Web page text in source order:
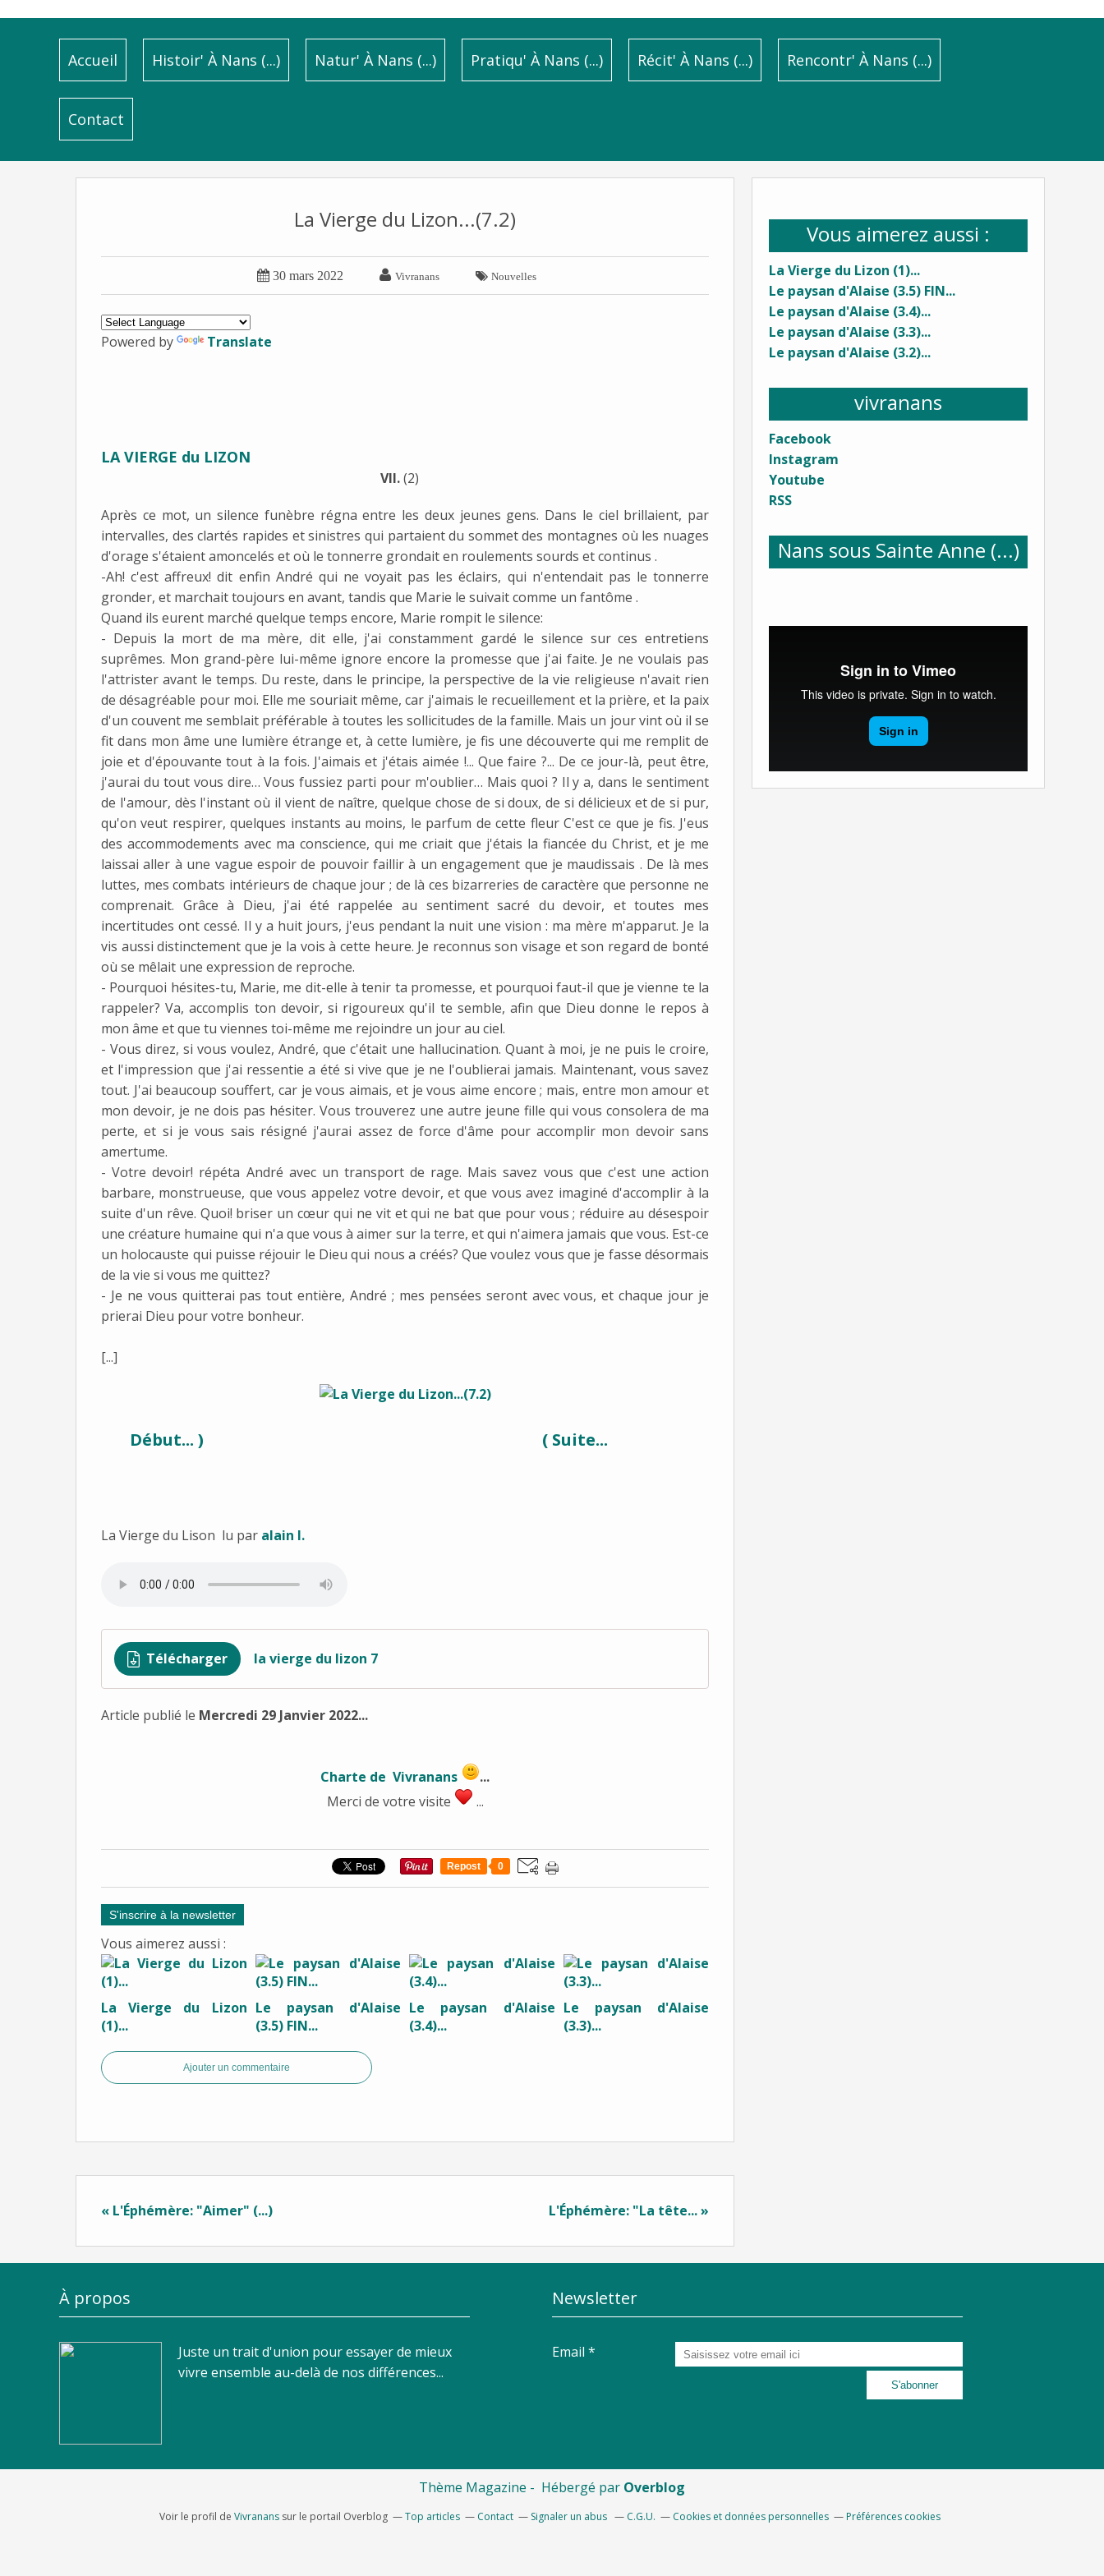
Accueil Histoir' À Nans (...) Natur' À Nans (...) Pratiqu' À Nans (...) Récit' À Nans (...) Rencontr' À Nans (...)
Contact
Vous aimerez aussi :
La Vierge du Lizon (1)...
Le paysan d'Alaise (3.5) FIN...
Le paysan d'Alaise (3.4)...
Le paysan d'Alaise (3.3)...
Le paysan d'Alaise (3.2)...
vivranans
Facebook
Instagram
Youtube
RSS
Nans sous Sainte Anne (...)
La Vierge du Lizon...(7.2)
 30 mars 2022  Vivranans  Nouvelles
Powered by Translate
LA VIERGE du LIZON
VII.(2)
Après ce mot, un silence funèbre régna entre les deux jeunes gens. Dans le ciel brillaient, par
intervalles, des clartés rapides et sinistres qui partaient du sommet des montagnes où les nuages
d'orage s'étaient amoncelés et où le tonnerre grondait en roulements sourds et continus .
-Ah! c'est affreux! dit enfin André qui ne voyait pas les éclairs, qui n'entendait pas le tonnerre
gronder, et marchait toujours en avant, tandis que Marie le suivait comme un fantôme .
Quand ils eurent marché quelque temps encore, Marie rompit le silence:
- Depuis la mort de ma mère, dit elle, j'ai constamment gardé le silence sur ces entretiens
suprêmes. Mon grand-père lui-même ignore encore la promesse que j'ai faite. Je ne voulais pas
l'attrister avant le temps. Du reste, dans le principe, la perspective de la vie religieuse n'avait rien
de désagréable pour moi. Elle me souriait même, car j'aimais le recueillement et la prière, et la paix
d'un couvent me semblait préférable à toutes les sollicitudes de la famille. Mais un jour vint où il se
fit dans mon âme une lumière étrange et, à cette lumière, je fis une découverte qui me remplit de
joie et d'épouvante tout à la fois. J'aimais et j'étais aimée !... Que faire ?... De ce jour-là, peut être,
j'aurai du tout vous dire… Vous fussiez parti pour m'oublier… Mais quoi ? Il y a, dans le sentiment
de l'amour, dès l'instant où il vient de naître, quelque chose de si doux, de si délicieux et de si pur,
qu'on veut respirer, quelques instants au moins, le parfum de cette fleur C'est ce que je fis. J'eus
des accommodements avec ma conscience, qui me criait que j'étais la fiancée du Christ, et je me
laissai aller à une vague espoir de pouvoir faillir à un engagement que je maudissais . De là mes
luttes, mes combats intérieurs de chaque jour ; de là ces bizarreries de caractère que personne ne
comprenait. Grâce à Dieu, j'ai été rappelée au sentiment sacré du devoir, et toutes mes
incertitudes ont cessé. Il y a huit jours, j'eus pendant la nuit une vision : ma mère m'apparut. Je la
vis aussi distinctement que je la vois à cette heure. Je reconnus son visage et son regard de bonté
où se mêlait une expression de reproche.
- Pourquoi hésites-tu, Marie, me dit-elle à tenir ta promesse, et pourquoi faut-il que je vienne te la
rappeler? Va, accomplis ton devoir, si rigoureux qu'il te semble, afin que Dieu donne le repos à
mon âme et que tu viennes toi-même me rejoindre un jour au ciel.
- Vous direz, si vous voulez, André, que c'était une hallucination. Quant à moi, je ne puis le croire,
et l'impression que j'ai ressentie a été si vive que je ne l'oublierai jamais. Maintenant, vous savez
tout. J'ai beaucoup souffert, car je vous aimais, et je vous aime encore ; mais, entre mon amour et
mon devoir, je ne dois pas hésiter. Vous trouverez une autre jeune fille qui vous consolera de ma
perte, et si je vous sais résigné j'aurai assez de force d'âme pour accomplir mon devoir sans
amertume.
- Votre devoir! répéta André avec un transport de rage. Mais savez vous que c'est une action
barbare, monstrueuse, que vous appelez votre devoir, et que vous avez imaginé d'accomplir à la
suite d'un rêve. Quoi! briser un cœur qui ne vit et qui ne bat que pour vous ; réduire au désespoir
une créature humaine qui n'a que vous à aimer sur la terre, et qui n'aimera jamais que vous. Est-ce
un holocauste qui puisse réjouir le Dieu qui nous a créés? Que voulez vous que je fasse désormais
de la vie si vous me quittez?
- Je ne vous quitterai pas tout entière, André ; mes pensées seront avec vous, et chaque jour je
prierai Dieu pour votre bonheur.
[...]
Début... ) ( Suite...
La Vierge du Lison lu par alain l.
Télécharger la vierge du lizon 7
Article publié le Mercredi 29 Janvier 2022...
Charte de Vivranans
...
Merci de votre visite
...
Repost 0
S'inscrire à la newsletter
Vous aimerez aussi :
La Vierge du Lizon
(1)...
Le paysan d'Alaise
(3.5) FIN...
Le paysan d'Alaise
(3.4)...
Le paysan d'Alaise
(3.3)...
Ajouter un commentaire
« L'Éphémère: "Aimer" (...) L'Éphémère: "La tête... »
À propos
Juste un trait d'union pour essayer de mieux
vivre ensemble au-delà de nos différences...
Newsletter
Email
Thème Magazine - Hébergé par Overblog
Voir le profil de Vivrananssur le portail Overblog Top articles Contact Signaler un abus C.G.U. Cookies et données personnelles Préférences cookies